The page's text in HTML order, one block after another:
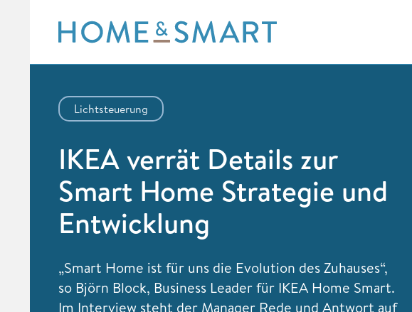
content
Lichtsteuerung
IKEA verrät Details zur
Smart Home Strategie und
Entwicklung
„Smart Home ist für uns die Evolution des Zuhauses“,
so Björn Block, Business Leader für IKEA Home Smart.
Im Interview steht der Manager Rede und Antwort auf